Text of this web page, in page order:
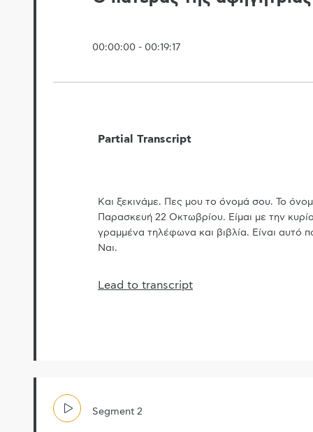
00:00:00 - 00:19:17
Partial Transcript
Και ξεκινάμε. Πες μου το όνομά σου. Το
Παρασκευή 22 Οκτωβρίου. Είμαι με την
γραμμένα τηλέφωνα και βιβλία. Είναι αυτό
Ναι.
Lead to transcript
Segment 2